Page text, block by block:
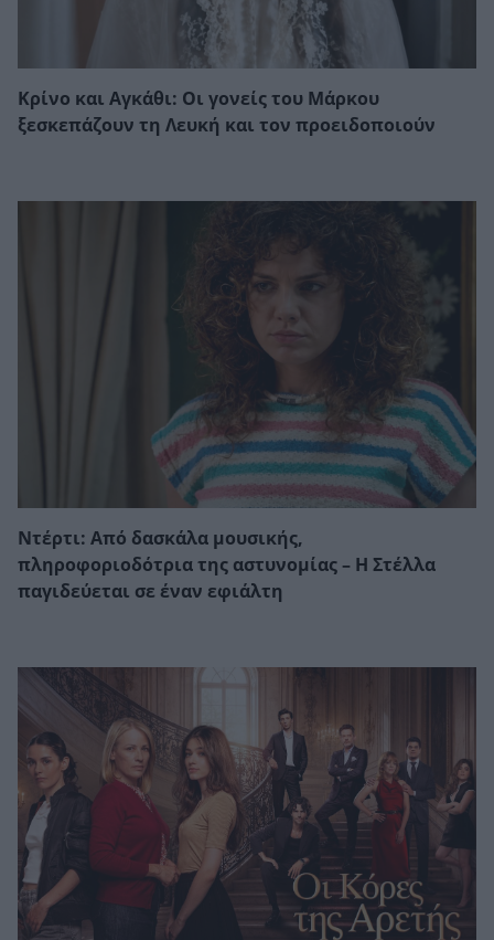
Κρίνο και Αγκάθι: Οι γονείς του Μάρκου
ξεσκεπάζουν τη Λευκή και τον προειδοποιούν
Ντέρτι: Από δασκάλα μουσικής,
πληροφοριοδότρια της αστυνομίας – Η Στέλλα
παγιδεύεται σε έναν εφιάλτη